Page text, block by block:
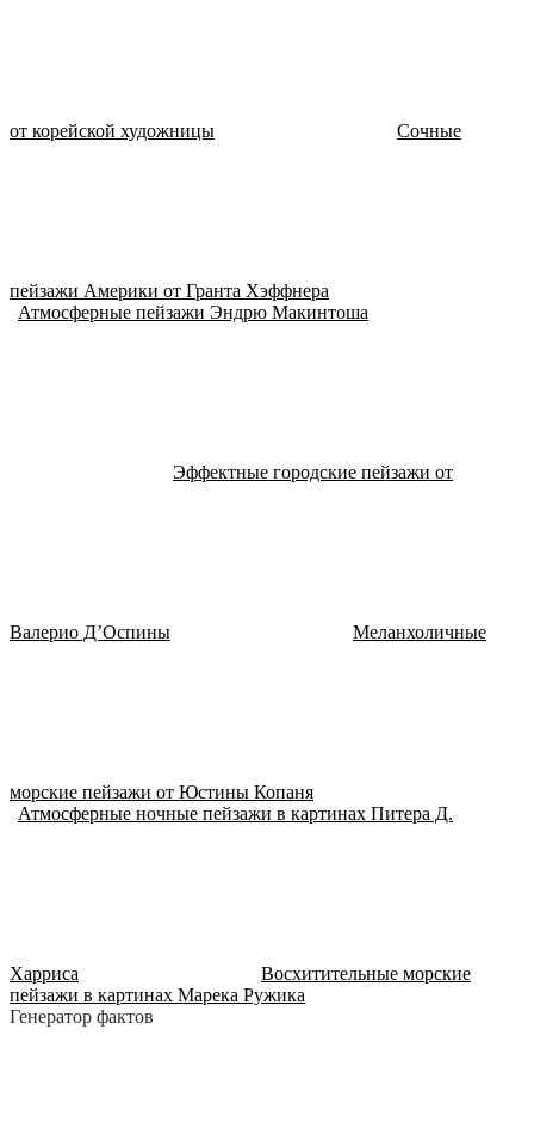
от корейской художницы Сочные
пейзажи Америки от Гранта Хэффнера
Атмосферные пейзажи Эндрю Макинтоша
Эффектные городские пейзажи от
Валерио Д’Оспины Меланхоличные
морские пейзажи от Юстины Копаня
Атмосферные ночные пейзажи в картинах Питера Д.
Харриса
Восхитительные морские
пейзажи в картинах Марека Ружика
Генератор фактов